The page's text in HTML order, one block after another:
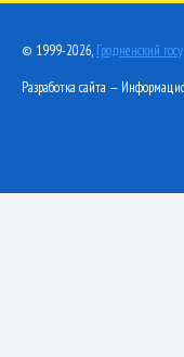
© 1999-2026, Гродненский
Разработка сайта —